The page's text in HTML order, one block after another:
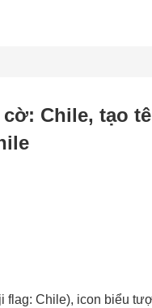
Chile, tạo
flag: Chile), icon biểu